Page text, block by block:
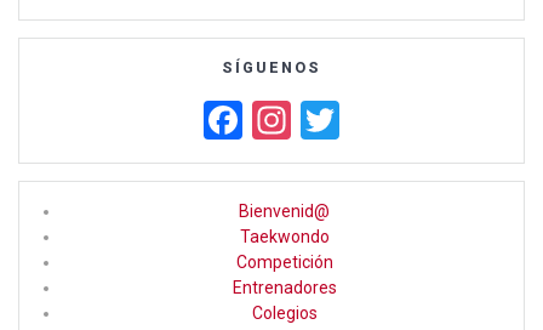
SÍGUENOS
F
a
ce
b
o
o
In
st
a
gr
a
m
wi
tt
Bienvenid@
Taekwondo
Competición
Entrenadores
Colegios